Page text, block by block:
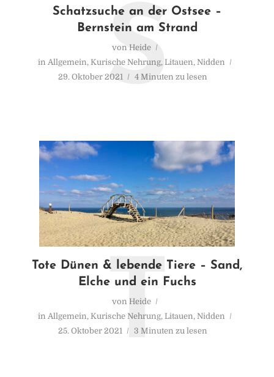
Schatzsuche an der Ostsee –
Bernstein am Strand
von Heide
in Allgemein, Kurische Nehrung, Litauen, Nidden
29. Oktober 2021
4 Minuten zu lesen
S
Tote Dünen & lebende Tiere – Sand,
Elche und ein Fuchs
von Heide
in Allgemein, Kurische Nehrung, Litauen, Nidden
25. Oktober 2021
3 Minuten zu lesen
T